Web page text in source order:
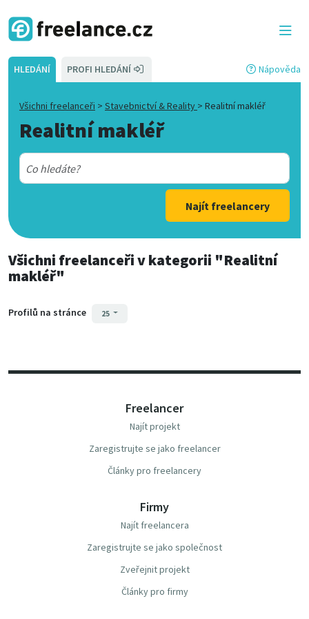
HLEDÁNÍ PROFI HLEDÁNÍ Nápověda
Všichni freelanceři > Stavebnictví & Reality > Realitní makléř
Realitní makléř
Najít freelancery
Všichni freelanceřiv kategorii "Realitní
makléř"
Profilů na stránce 25
Freelancer
Najít projekt
Zaregistrujte se jako freelancer
Články pro freelancery
Firmy
Najít freelancera
Zaregistrujte se jako společnost
Zveřejnit projekt
Články pro firmy